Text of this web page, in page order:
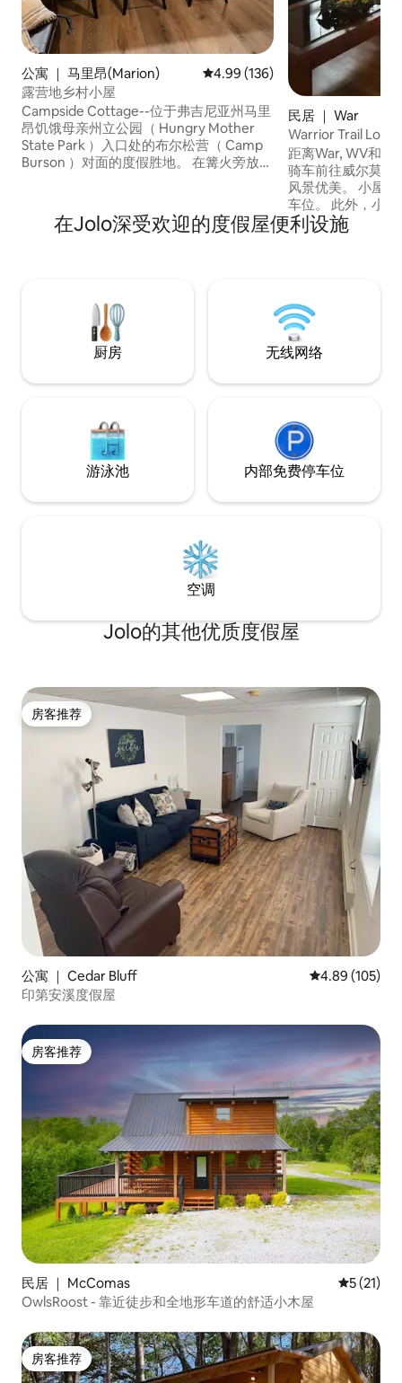
公寓 ｜ 马里昂(Marion) 平均评分 4.99 分（满分 5 分），
4.99 (136)
露营地乡村小屋
Campside Cottage--位于弗吉尼亚州马里
昂饥饿母亲州立公园（ Hungry Mother
State Park ）入口处的布尔松营（ Camp
Burson ）对面的度假胜地。 在篝火旁放松
出您的鱼线，捕捉一条大鱼！ 在划桨或划
皮划艇时，您可以欣赏阿巴拉契亚山脉的
民居 ｜ War
Warrior Trail
Cottage小屋
距离War, WV和
骑车前往威尔莫尔
风景优美。 小屋
车位。 此外，小屋前面约50英尺，后面约
40英尺，侧面约
片。我们位于16号
下「Warrior Trail
在Jolo深受欢迎的度假屋便利设施
厨房 无线网络
游泳池 内部免费停车位
空调
Jolo的其他优质度假屋
房客推荐
房客推荐
公寓 ｜ Cedar Bluff 平均评分 4.89
4.89 (105)
印第安溪度假屋
房客推荐
房客推荐
民居 ｜ McComas 平均评分
5 (21)
OwlsRoost - 靠近徒步和全地形车道的舒适小木屋
房客推荐
房客推荐